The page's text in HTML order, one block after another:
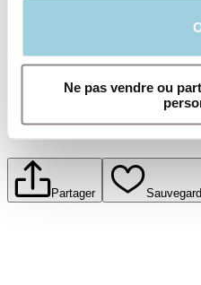
Ne pas vendre ou
Partager